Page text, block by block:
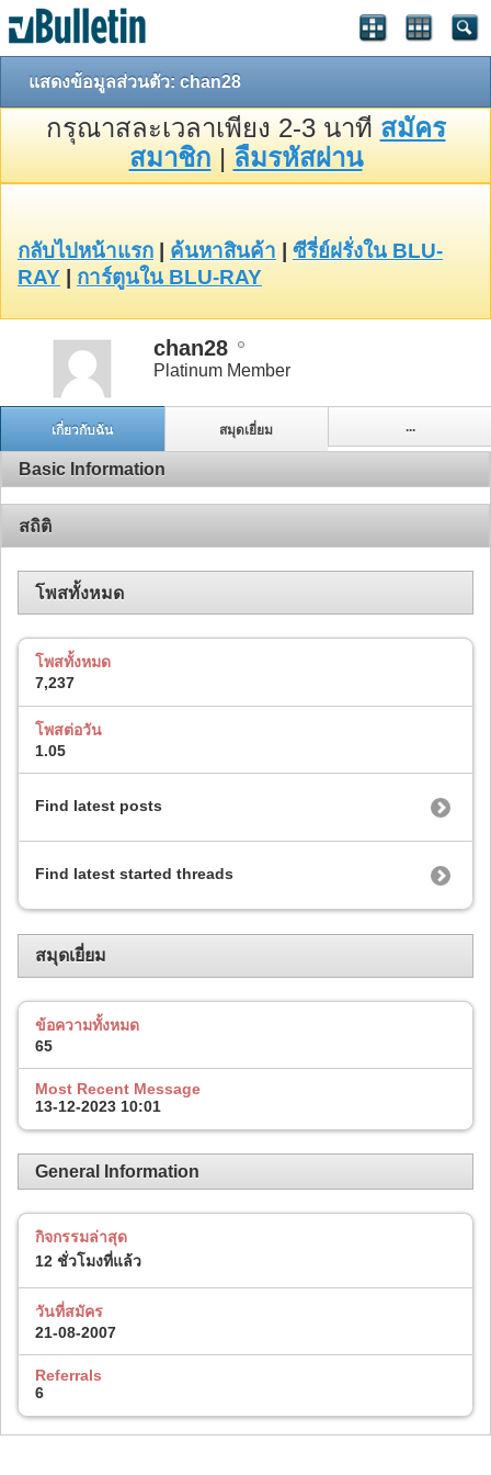
แสดงข้อมูลส่วนตัว: chan28
กรุณาสละเวลาเพียง 2-3 นาที สมัคร
สมาชิก | ลืมรหัสผ่าน
กลับไปหน้าแรก ค้นหาสินค้า
ซีรี่ย์ฝรั่งใน BLU-
RAY
การ์ตูนใน BLU-RAY
chan28
Platinum Member
เกี่ยวกับฉัน สมุดเยี่ยม ...
Basic Information
สถิติ
โพสทั้งหมด
โพสทั้งหมด
7,237
โพสต่อวัน
1.05
Find latest posts
Find latest started threads
สมุดเยี่ยม
ข้อความทั้งหมด
65
Most Recent Message
13-12-2023 10:01
General Information
กิจกรรมล่าสุด
12 ชั่วโมงที่แล้ว
วันที่สมัคร
21-08-2007
Referrals
6